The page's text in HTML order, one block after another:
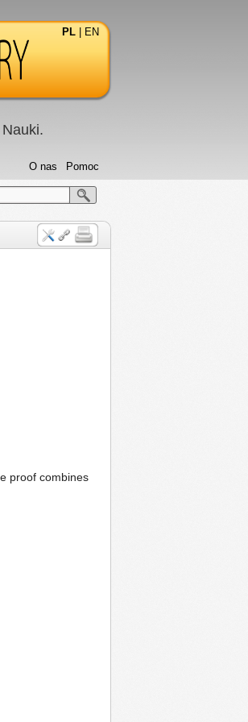
PL EN
Pomoc
O nas
proof combines